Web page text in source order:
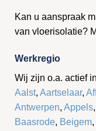
Kan u aanspraak
van vloerisolatie?
Werkregio
Wij zijn o.a. actief
Aalst, Aartselaar,
Antwerpen, Appels,
Baasrode, Beigem,